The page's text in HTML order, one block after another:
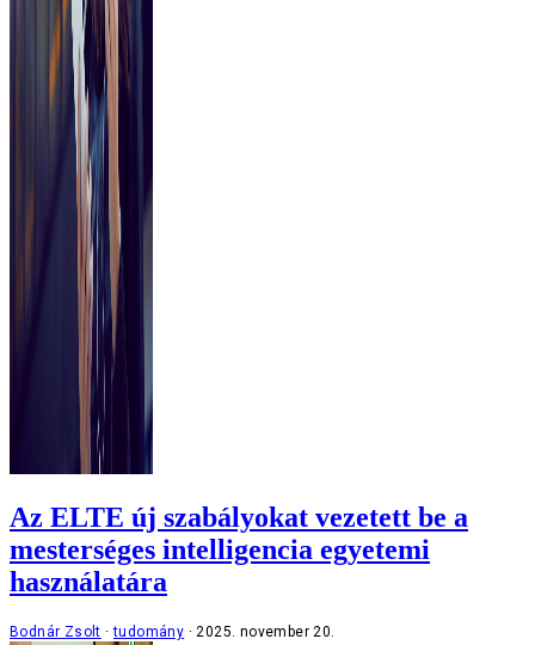
Az ELTE új szabályokat vezetett be a
mesterséges intelligencia egyetemi
használatára
Bodnár Zsolt tudomány 2025. november 20.